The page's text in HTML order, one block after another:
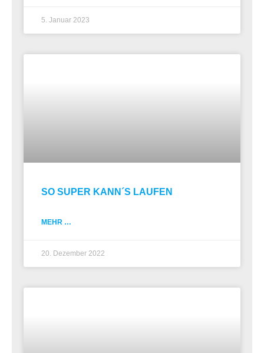
5. Januar 2023
SO SUPER KANN´S LAUFEN
MEHR …
20. Dezember 2022